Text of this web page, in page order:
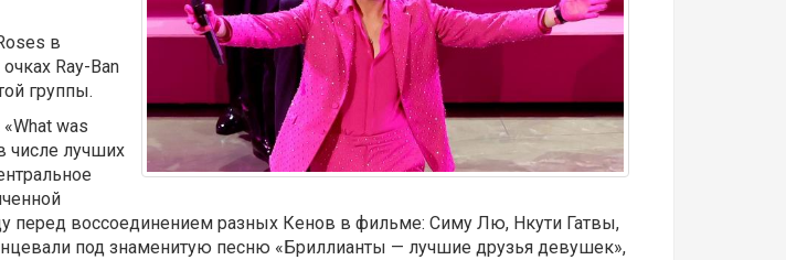
в
Ray-Ban
группы.
was
числе лучших
перед воссоединением разных Кенов в фильме: Симу Лю, Нкути Гатвы,
под знаменитую песню «Бриллианты — лучшие друзья девушек»,